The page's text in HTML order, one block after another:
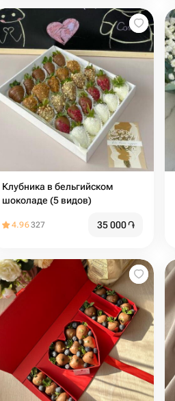
Клубника в бельгийском
шоколаде (5 видов)
4.96327 35 000֏